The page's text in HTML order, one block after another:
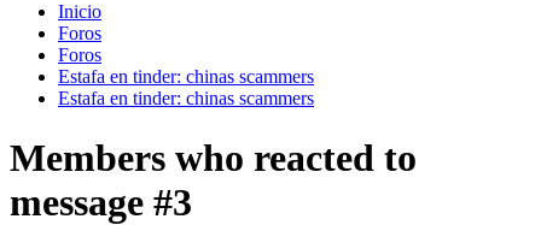
Inicio
Foros
Foros
Estafa en tinder: chinas scammers
Estafa en tinder: chinas scammers
Members who reacted to
message #3